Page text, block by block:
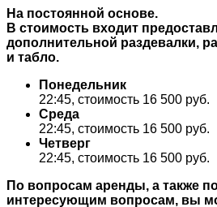
На постоянной основе.
В стоимость входит
дополнительной раздевалки,
и табло.
Понедельник
22:45, стоимость 16 500 руб.
Среда
22:45, стоимость 16 500 руб.
Четверг
22:45, стоимость 16 500 руб.
По вопросам аренды, а также
интересующим вопросам, вы